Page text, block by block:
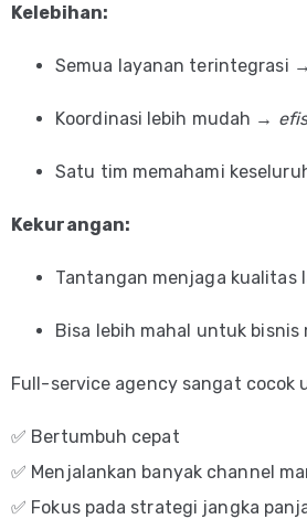
Kelebihan:
Semua layanan terintegrasi →
Koordinasi lebih mudah →
Satu tim memahami
Kekurangan:
Tantangan menjaga kualitas
Bisa lebih mahal untuk
Full-service agency sangat cocok
✅ Bertumbuh cepat
✅ Menjalankan banyak channel
✅ Fokus pada strategi jangka